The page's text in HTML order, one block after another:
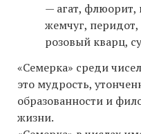
— агат, флюорит,
жемчуг, перидот,
розовый кварц,
«Семерка» среди
это мудрость,
образованности и
жизни.